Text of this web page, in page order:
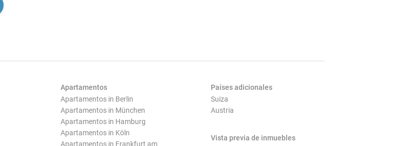
Apartamentos
Apartamentos in Berlin
Apartamentos in München
Apartamentos in Hamburg
Apartamentos in Köln
Apartamentos in Frankfurt am
Países adicionales
Suiza
Austria
Vista previa de inmuebles